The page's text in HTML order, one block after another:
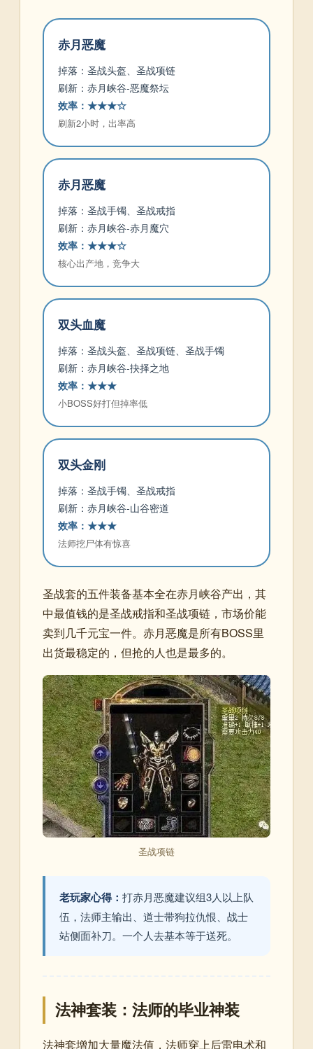
赤月恶魔
掉落：圣战头盔、圣战项链
刷新：赤月峡谷-恶魔祭坛
效率：★★★☆
刷新2小时，出率高
赤月恶魔
掉落：圣战手镯、圣战戒指
刷新：赤月峡谷-赤月魔穴
效率：★★★☆
核心出产地，竞争大
双头血魔
掉落：圣战头盔、圣战项链、圣战手镯
刷新：赤月峡谷-抉择之地
效率：★★★
小BOSS好打但掉率低
双头金刚
掉落：圣战手镯、圣战戒指
刷新：赤月峡谷-山谷密道
效率：★★★
法师挖尸体有惊喜
圣战套的五件装备基本全在赤月峡谷产出，其
中最值钱的是圣战戒指和圣战项链，市场价能
卖到几千元宝一件。赤月恶魔是所有BOSS里
出货最稳定的，但抢的人也是最多的。
圣战项链
老玩家心得： 打赤月恶魔建议组3人以上队
伍，法师主输出、道士带狗拉仇恨、战士
站侧面补刀。一个人去基本等于送死。
法神套装：法师的毕业神装
法神套增加大量魔法值，法师穿上后雷电术和